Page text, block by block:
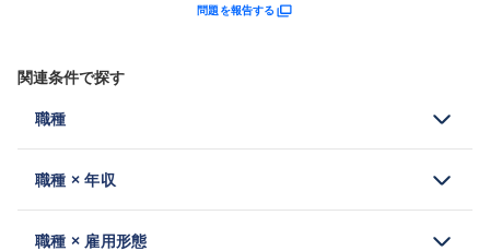
問題を報告する
関連条件で探す
職種
職種 × 年収
職種 × 雇用形態